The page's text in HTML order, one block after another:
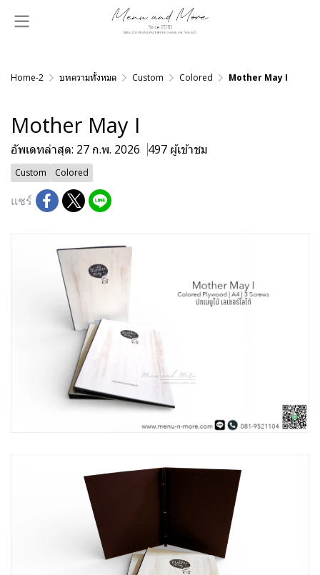
Home-2 บทความทั้งหมด Custom Colored Mother May I
Mother May I
อัพเดทล่าสุด: 27 ก.พ. 2026 497 ผู้เข้าชม
Custom Colored
แชร์